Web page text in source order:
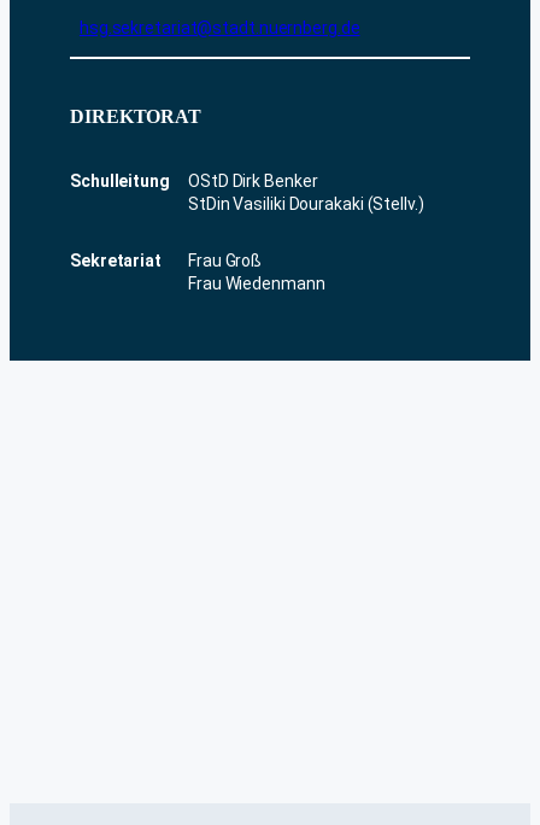
hsg.sekretariat@stadt.nuernberg.de
DIREKTORAT
Schulleitung
OStD Dirk Benker
StDin Vasiliki Dourakaki (Stellv.)
Sekretariat
Frau Groß
Frau Wiedenmann